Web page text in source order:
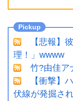
【悲報】
理！」wwww
竹?由佳ア
【衝撃】
伏線が発掘さ